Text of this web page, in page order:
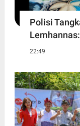
Polisi
22:49